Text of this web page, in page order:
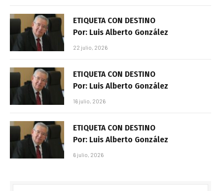
ETIQUETA CON DESTINO
Por: Luis Alberto González
22 julio, 2026
ETIQUETA CON DESTINO
Por: Luis Alberto González
16 julio, 2026
ETIQUETA CON DESTINO
Por: Luis Alberto González
6 julio, 2026